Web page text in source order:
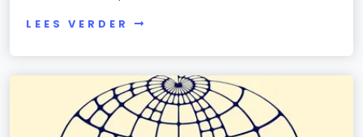
LEES VERDER